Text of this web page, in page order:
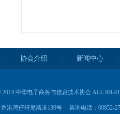
协会介绍 新闻中心
2014 中华电子商务与信息技术协会 ALL
港湾仔轩尼斯道139号 咨询电话：00852-